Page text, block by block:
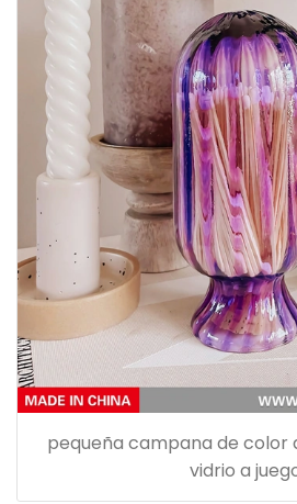
pequeña campana de color
vidrio a